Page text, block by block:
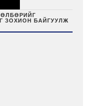
ЗОХИОН БАЙГУУЛЖ